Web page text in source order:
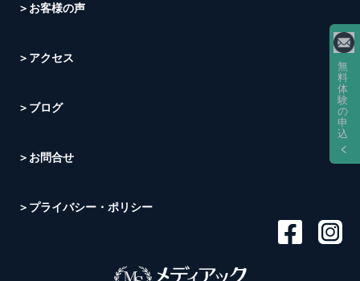
＞お客様の声
＞アクセス
＞ブログ
＞お問合せ
＞プライバシー・ポリシー
無
料
体
験
の
申
込